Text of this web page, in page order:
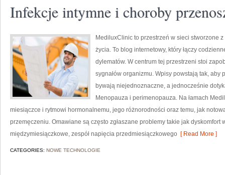
Infekcje intymne i choroby
MediluxClinic to przestrzeń w sieci stworzone
życia. To blog internetowy, który łączy
dylematów. W centrum tej przestrzeni stoi
sygnałów organizmu. Wpisy powstają tak, aby
bywają niejednoznaczne, a jednocześnie
Menopauza i perimenopauza. Na łamach
miesiączce i rytmowi hormonalnemu, jego różnorodności oraz temu, jak
przemęczeniu. Omawiane są często zgłaszane problemy takie jak dyskomfort
międzymiesiączkowe, zespół napięcia przedmiesiączkowego [ Read More ]
CATEGORIES: NOWE TECHNOLOGIE